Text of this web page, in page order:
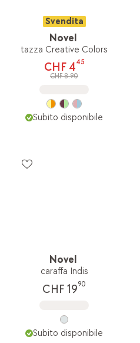
Svendita
Novel
tazza Creative Colors
CHF 445
CHF 8.90
Subito disponibile
Novel
caraffa Indis
CHF 1990
Subito disponibile